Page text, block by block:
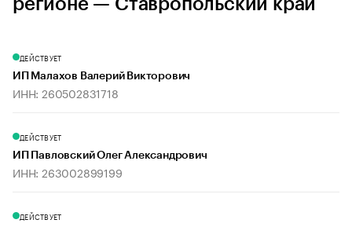
регионе — Ставропольский край
ДЕЙСТВУЕТ
ИП Малахов Валерий Викторович
ИНН: 260502831718
ДЕЙСТВУЕТ
ИП Павловский Олег Александрович
ИНН: 263002899199
ДЕЙСТВУЕТ